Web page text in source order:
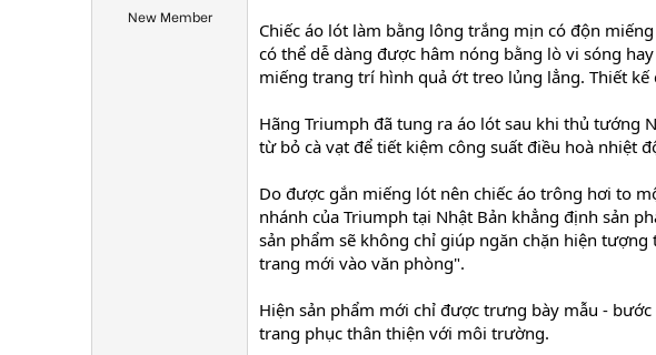
New Member
Chiếc áo lót làm bằng lông trắng mịn có độn
có thể dễ dàng được hâm nóng bằng lò vi sóng
miếng trang trí hình quả ớt treo lủng lẳng. Thiết
Hãng Triumph đã tung ra áo lót sau khi thủ tướng
từ bỏ cà vạt để tiết kiệm công suất điều hoà nhiệt
Do được gắn miếng lót nên chiếc áo trông hơi to
nhánh của Triumph tại Nhật Bản khẳng định sản
sản phẩm sẽ không chỉ giúp ngăn chặn hiện
trang mới vào văn phòng".
Hiện sản phẩm mới chỉ được trưng bày mẫu -
trang phục thân thiện với môi trường.